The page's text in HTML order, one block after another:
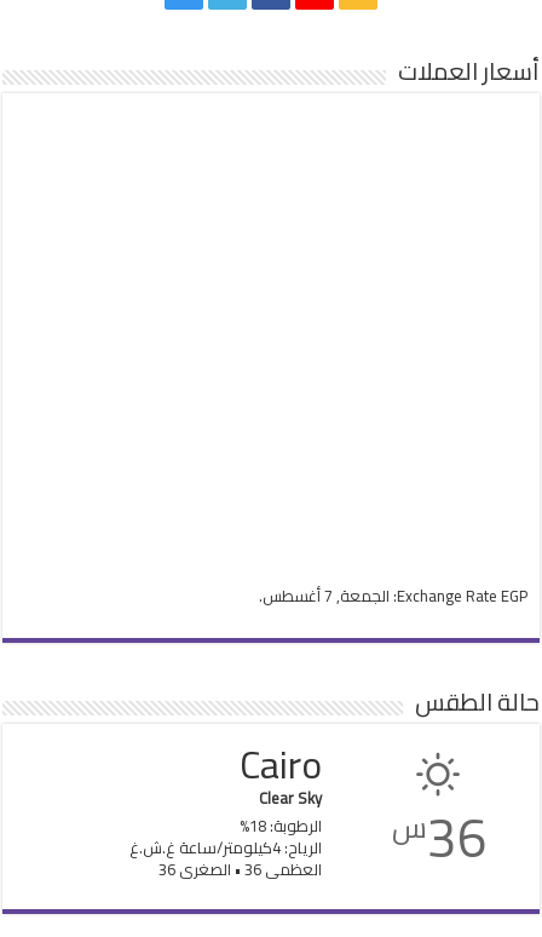
أسعار العملات
Exchange Rate EGP : الجمعة, 7 أغسطس.
حالة الطقس
36س
Cairo
Clear Sky
الرطوبة: 18%
الرياح: 4كيلومتر/ساعة غ.ش.غ
العظمى 36 • الصغرى 36